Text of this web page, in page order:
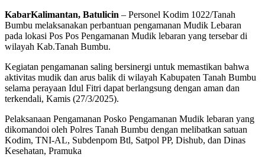
KabarKalimantan, Batulicin – Personel Kodim 1022/Tanah
Bumbu melaksanakan perbantuan pengamanan Mudik Lebaran
pada lokasi Pos Pos Pengamanan Mudik lebaran yang tersebar di
wilayah Kab.Tanah Bumbu.
Kegiatan pengamanan saling bersinergi untuk memastikan bahwa
aktivitas mudik dan arus balik di wilayah Kabupaten Tanah Bumbu
selama perayaan Idul Fitri dapat berlangsung dengan aman dan
terkendali, Kamis (27/3/2025).
Pelaksanaan Pengamanan Posko Pengamanan Mudik lebaran yang
dikomandoi oleh Polres Tanah Bumbu dengan melibatkan satuan
Kodim, TNI-AL, Subdenpom Btl, Satpol PP, Dishub, dan Dinas
Kesehatan, Pramuka